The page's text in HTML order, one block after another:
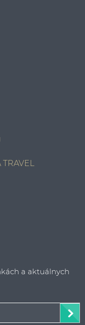
a aktuálnych